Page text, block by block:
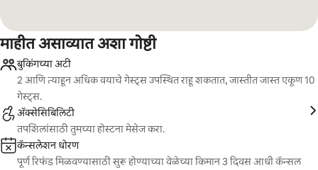
माहीत असाव्यात अशा गोष्टी
बुकिंगच्या अटी
2 आणि त्याहून अधिक वयाचे गेस्ट्स उपस्थित राहू शकतात, जास्तीत जास्त एकूण 10
गेस्ट्स.
ॲक्सेसिबिलिटी
तपशिलांसाठी तुमच्या होस्टना मेसेज करा.
कॅन्सलेशन धोरण
पूर्ण रिफंड मिळवण्यासाठी सुरू होण्याच्या वेळेच्या किमान 3 दिवस आधी कॅन्सल